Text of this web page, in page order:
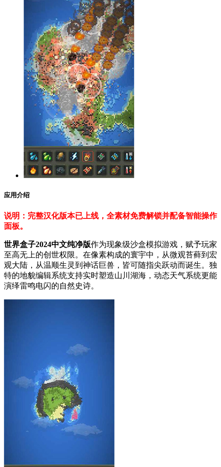
应用介绍
说明：完整汉化版本已上线，全素材免费解锁并配备智能操作
面板。
世界盒子2024中文纯净版作为现象级沙盒模拟游戏，赋予玩家
至高无上的创世权限。在像素构成的寰宇中，从微观苔藓到宏
观大陆，从温顺生灵到神话巨兽，皆可随指尖跃动而诞生。独
特的地貌编辑系统支持实时塑造山川湖海，动态天气系统更能
演绎雷鸣电闪的自然史诗。